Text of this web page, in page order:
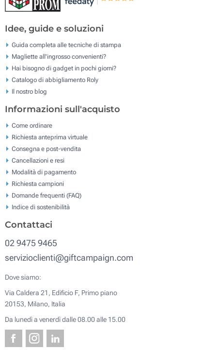
Idee, guide e soluzioni
Guida completa alle tecniche di stampa
Magliette all'ingrosso convenienti?
Hai bisogno di gadget in pochi giorni?
Catalogo di abbigliamento Roly
Il nostro blog
Informazioni sull'acquisto
Come ordinare
Richiesta anteprima virtuale
Consegna e post-vendita
Cancellazioni e resi
Modalità di pagamento
Richiesta campioni
Domande frequenti (FAQ)
Indice di sostenibilità
Contattaci
02 9475 9465
servizioclienti@giftcampaign.com
Dove siamo:
Via Caldera 21, Edificio F, Primo piano
20153, Milano, Italia
Da lunedì a venerdì dalle 08.00 alle 15.00